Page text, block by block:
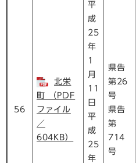
56
北栄
町 （PDF
ファイル
／
604KB）
平
成
25
年
1
月
11
日
平
成
25
年
県告
第26
号
県告
第
714
号